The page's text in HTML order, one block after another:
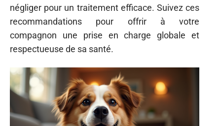
négliger pour un traitement efficace. Suivez ces
recommandations pour offrir à votre
compagnon une prise en charge globale et
respectueuse de sa santé.